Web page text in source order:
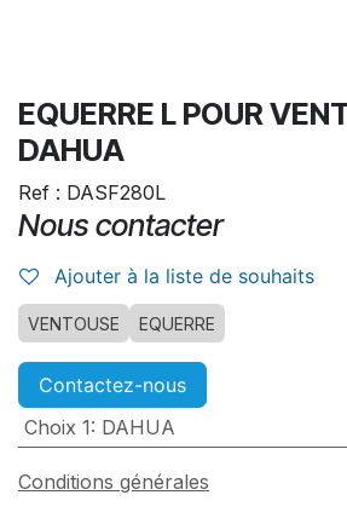
EQUERRE L POUR
DAHUA
Ref : DASF280L
Nous contacter
Ajouter à la liste de souhaits
VENTOUSE EQUERRE
Contactez-nous
Choix 1: DAHUA
Conditions générales